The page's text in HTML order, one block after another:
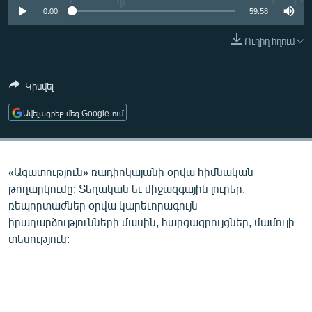
ՄԻՋԱԶԳԱՅԻՆ
ՄԵԿՆԱԲԱՆՈՒԹՅՈՒՆ
ՏՏ ԵՒ ԻՆՏԵՐՆԵՏ
ԿՈՐՈՆԱՎԻՐՈՒՍ
ՏԵՍԱՆՅՈՒԹԵՐ
ԲԱՆԱՎԵՃ
ՁԳՏԵԼՈՎ ԼԱՎԱԳՈՒՅՆԻՆ
0:00 59:58
Ուղիղ հղում
Կիսվել
Ավելացրեք մեզ Google-ում
«Ազատություն» ռադիոկայանի օրվա հիմնական
թողարկումը: Տեղական եւ միջազգային լուրեր,
ռեպորտաժներ օրվա կարեւորագույն
իրադարձությունների մասին, հարցազրույցներ, մամուլի
տեսություն: